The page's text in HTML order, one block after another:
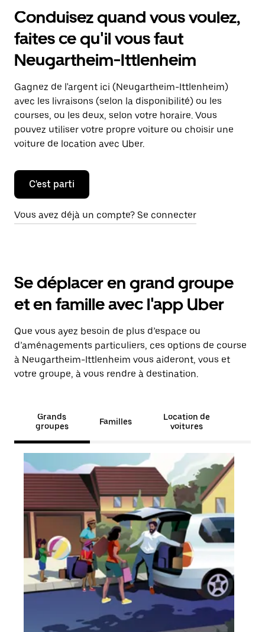
Conduisez quand vous voulez,
faites ce qu'il vous faut
Neugartheim-Ittlenheim
Gagnez de l'argent ici (Neugartheim-Ittlenheim)
avec les livraisons (selon la disponibilité) ou les
courses, ou les deux, selon votre horaire. Vous
pouvez utiliser votre propre voiture ou choisir une
voiture de location avec Uber.
C'est parti
Vous avez déjà un compte? Se connecter
Se déplacer en grand groupe
et en famille avec l'app Uber
Que vous ayez besoin de plus d’espace ou
d’aménagements particuliers, ces options de course
à Neugartheim-Ittlenheim vous aideront, vous et
votre groupe, à vous rendre à destination.
Grands
groupes
Familles
Location de
voitures